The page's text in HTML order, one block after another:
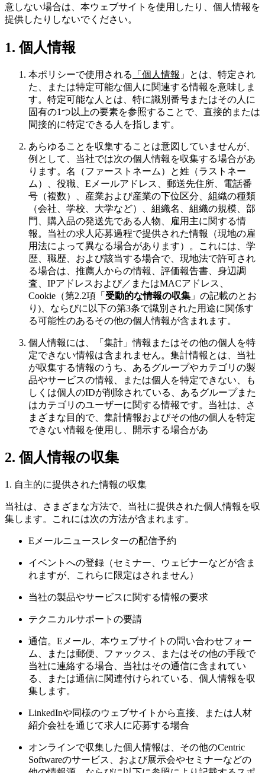
意しない場合は、本ウェブサイトを使用したり、個人情報を
提供したりしないでください。
1. 個人情報
本ポリシーで使用される 「個人情報 」とは、特定され
た、または特定可能な個人に関連する情報を意味しま
す。特定可能な人とは、特に識別番号またはその人に
固有の1つ以上の要素を参照することで、直接的または
間接的に特定できる人を指します。
あらゆることを収集することは意図していませんが、
例として、当社では次の個人情報を収集する場合があ
ります。名（ファーストネーム）と姓（ラストネー
ム）、役職、Eメールアドレス、郵送先住所、電話番
号（複数）、産業および産業の下位区分、組織の種類
（会社、学校、大学など）、組織名、組織の規模、部
門、購入品の発送先である人物、雇用主に関する情
報。当社の求人応募過程で提供された情報（現地の雇
用法によって異なる場合があります）。これには、学
歴、職歴、および該当する場合で、現地法で許可され
る場合は、推薦人からの情報、評価報告書、身辺調
査、IPアドレスおよび／またはMACアドレス、
Cookie（第2.2項「 受動的な情報の収集 」の記載のとお
り)、ならびに以下の第3条で識別された用途に関係す
る可能性のあるその他の個人情報が含まれます。
個人情報には、「集計」情報またはその他の個人を特
定できない情報は含まれません。集計情報とは、当社
が収集する情報のうち、あるグループやカテゴリの製
品やサービスの情報、または個人を特定できない、も
しくは個人のIDが削除されている、あるグループまた
はカテゴリのユーザーに関する情報です。当社は、さ
まざまな目的で、集計情報およびその他の個人を特定
できない情報を使用し、開示する場合があ
2. 個人情報の収集
1. 自主的に提供された情報の収集
当社は、さまざまな方法で、当社に提供された個人情報を収
集します。これには次の方法が含まれます。
Eメールニュースレターの配信予約
イベントへの登録（セミナー、ウェビナーなどが含ま
れますが、これらに限定はされません）
当社の製品やサービスに関する情報の要求
テクニカルサポートの要請
通信。Eメール、本ウェブサイトの問い合わせフォー
ム、または郵便、ファックス、またはその他の手段で
当社に連絡する場合、当社はその通信に含まれてい
る、または通信に関連付けられている、個人情報を収
集します。
LinkedInや同様のウェブサイトから直接、または人材
紹介会社を通じて求人に応募する場合
オンラインで収集した個人情報は、その他のCentric
Softwareのサービス、および展示会やセミナーなどの